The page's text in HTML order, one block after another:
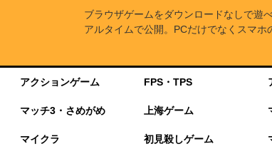
ブラウザゲームをダウンロードなしで遊
アルタイムで公開。PCだけでなくスマホ
アクションゲーム FPS・TPS
マッチ3・さめがめ 上海ゲーム
マイクラ 初見殺しゲーム